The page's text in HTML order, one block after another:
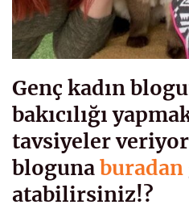
Genç kadın
bakıcılığı
tavsiyeler
blogunaburadan
atabilirsiniz!?